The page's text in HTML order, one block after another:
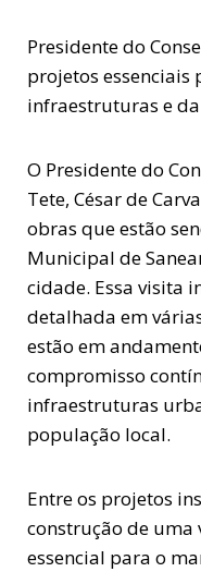
Presidente do
projetos essenciais
infraestruturas e
O Presidente do
Tete, César de
obras que estão
Municipal de
cidade. Essa visita
detalhada em
estão em
compromisso
infraestruturas
população local.
Entre os projetos
construção de uma
essencial para o